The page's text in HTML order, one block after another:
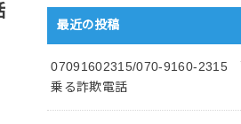
最近の投稿
07091602315/070-9160-2315
乗る詐欺電話